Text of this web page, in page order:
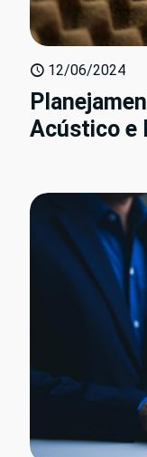
12/06/2024
Acústico e